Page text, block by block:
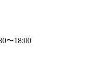
〜18:00